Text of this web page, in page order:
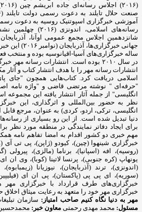
رسانه‌های اسلامی،
ساله خبرگزاری‌های آسیا-اقیانوسیه بوده و منتخب
انتشارات رسانه مهر را با هدف انتشار کتاب و
اسلامی دریافت کرد. کتاب‌هایی همچون "جای
"حرفه‌ای " نوشته مرتضی قاضی و "واژه نامه
انگلیسی" از جمله آثار انتشار یافته این مجموعه
انگلیسی، ترکی، اردو، کردی) به عنوان، مرجع قابل
دنیا تبدیل شده است. از این رو بسیاری از
برای ایجاد دفاتر نمایندگی در منطقه مورد نظر
مهم خبری دو کشور اقدام به امضا تفاهم نامه
خبرگزاری شینهوا (چین)، کیودو (ژاپن)، پی تی آی
(روسیه)، افه (اسپانیا)، برناما (مالزی)،
یونهاپ (کره جنوبی)، پرنسا لاتینا (کوبا)، وی ان ای
(اندونزی)، ترند (آذربایجان)، نیوزیانا
(سوریه)، ای پی پی (پاکستان)، پی ان ای
خبرگزاری‌های طرف قرارداد با خبرگزاری مهر
خبرگزاری مهر خود را متعهد به رعایت میثاق اخلاق
مهر به دنیا نگاه کنیم صاحب امتیاز: سازمان
مسئول: محمد مهدی رحمتی معاون خبر: